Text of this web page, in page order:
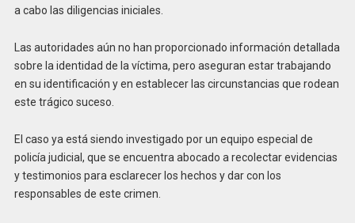
a cabo las diligencias iniciales.
Las autoridades aún no han proporcionado información detallada
sobre la identidad de la víctima, pero aseguran estar trabajando
en su identificación y en establecer las circunstancias que rodean
este trágico suceso.
El caso ya está siendo investigado por un equipo especial de
policía judicial, que se encuentra abocado a recolectar evidencias
y testimonios para esclarecer los hechos y dar con los
responsables de este crimen.